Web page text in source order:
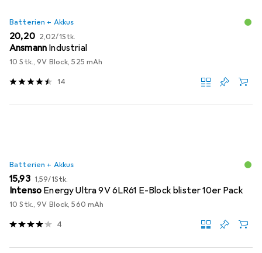
Batterien + Akkus
EUR
20,20 EUR
2,02/1Stk.
Ansmann Industrial
10 Stk., 9V Block, 525 mAh
14
Batterien + Akkus
EUR
15,93 EUR
1,59/1Stk.
Intenso Energy Ultra 9V 6LR61 E-Block blister 10er Pack
10 Stk., 9V Block, 560 mAh
4